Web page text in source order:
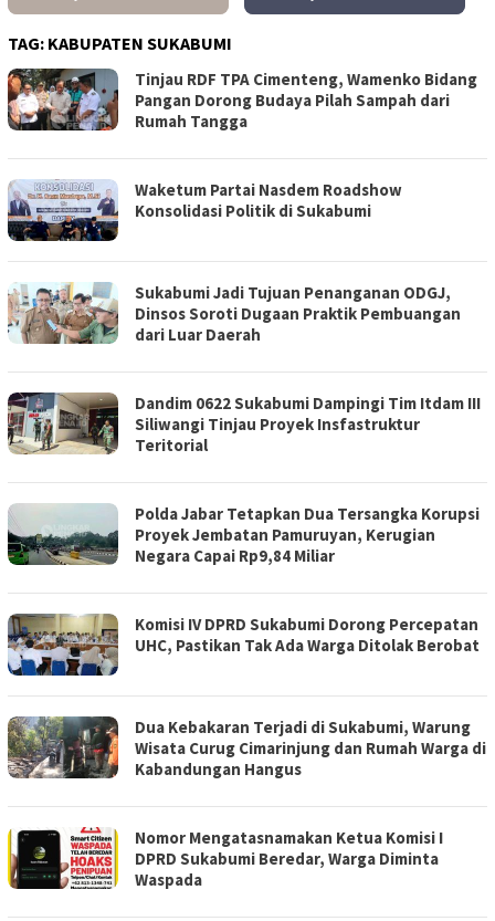
TAG: KABUPATEN SUKABUMI
Tinjau RDF TPA Cimenteng, Wamenko Bidang
Pangan Dorong Budaya Pilah Sampah dari
Rumah Tangga
Waketum Partai Nasdem Roadshow
Konsolidasi Politik di Sukabumi
Sukabumi Jadi Tujuan Penanganan ODGJ,
Dinsos Soroti Dugaan Praktik Pembuangan
dari Luar Daerah
Dandim 0622 Sukabumi Dampingi Tim Itdam III
Siliwangi Tinjau Proyek Insfastruktur
Teritorial
Polda Jabar Tetapkan Dua Tersangka Korupsi
Proyek Jembatan Pamuruyan, Kerugian
Negara Capai Rp9,84 Miliar
Komisi IV DPRD Sukabumi Dorong Percepatan
UHC, Pastikan Tak Ada Warga Ditolak Berobat
Dua Kebakaran Terjadi di Sukabumi, Warung
Wisata Curug Cimarinjung dan Rumah Warga di
Kabandungan Hangus
Nomor Mengatasnamakan Ketua Komisi I
DPRD Sukabumi Beredar, Warga Diminta
Waspada